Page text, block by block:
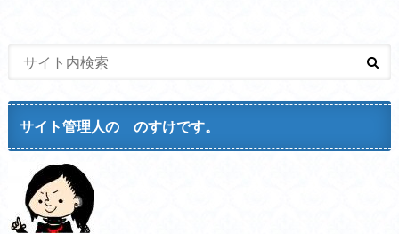
サイト管理人の のすけです。